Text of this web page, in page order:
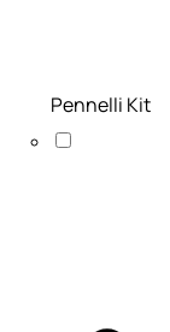
Pennelli Kit